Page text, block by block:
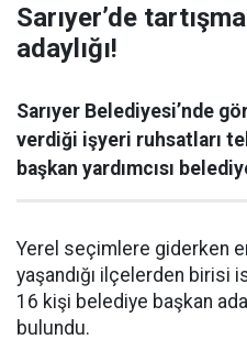
Sarıyer’de
adaylığı!
Sarıyer Belediyesi’nde
verdiği işyeri ruhsatları
başkan yardımcısı
Yerel seçimlere giderken
yaşandığı ilçelerden birisi
16 kişi belediye başkan
bulundu.